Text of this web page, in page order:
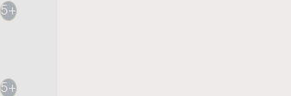
5+
5+